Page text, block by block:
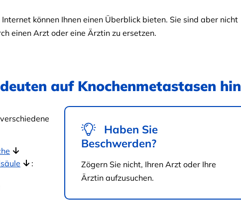
können Ihnen einen Überblick bieten. Sie sind aber nicht
einen Arzt oder eine Ärztin zu ersetzen.
auf Knochenmetastasen hin
Haben Sie
Beschwerden?
Zögern Sie nicht, Ihren Arzt oder Ihre
Ärztin aufzusuchen.
: